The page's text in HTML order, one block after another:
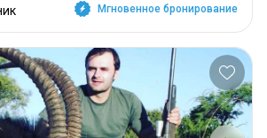
Мгновенное бронирование